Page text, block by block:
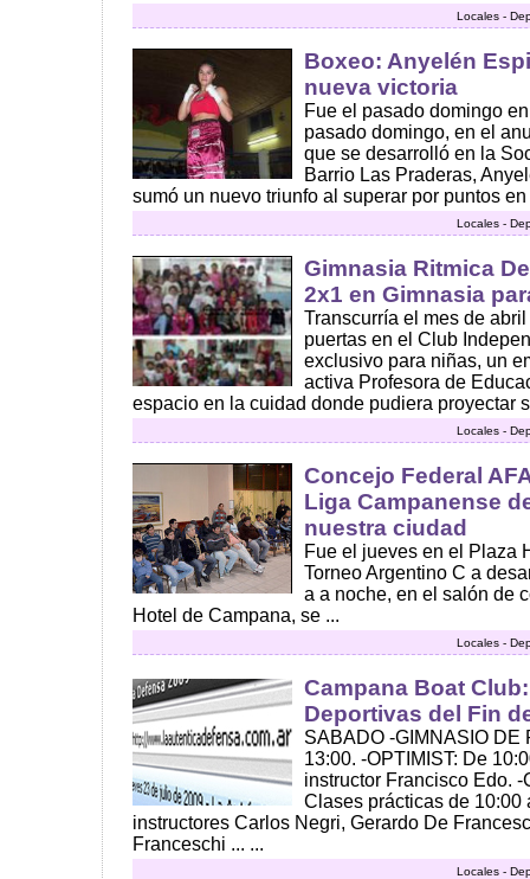
Locales -
Boxeo: Anyelén
nueva victoria
Fue el pasado domingo
pasado domingo, en el
que se desarrolló en la
Barrio Las Praderas,
sumó un nuevo triunfo al superar por puntos en
Locales -
Gimnasia Ritmica
2x1 en Gimnasia
Transcurría el mes de
puertas en el Club
exclusivo para niñas, un
activa Profesora de
espacio en la cuidad donde pudiera proyectar
Locales -
Concejo Federal
Liga Campanense
nuestra ciudad
Fue el jueves en el Plaza
Torneo Argentino C a
a a noche, en el salón de
Hotel de Campana, se ...
Locales -
Campana Boat
Deportivas del Fin
SABADO -GIMNASIO DE
13:00. -OPTIMIST: De
instructor Francisco Edo.
Clases prácticas de 10:00
instructores Carlos Negri, Gerardo De
Franceschi ... ...
Locales -